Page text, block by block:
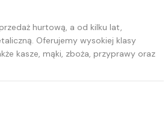
hurtową, a od kilku lat,
Oferujemy wysokiej klasy
kasze, mąki, zboża, przyprawy oraz